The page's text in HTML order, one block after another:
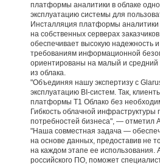
платформы аналитики в облаке
эксплуатацию системы для
Инсталляция платформы аналитики
на собственных серверах
обеспечивает высокую надежность
требованиям информационной
ориентированы на малый и средний
из облака.
"Объединяя нашу экспертизу с
эксплуатацию BI-систем. Так,
платформы Т1 Облако без
Гибкость облачной
потребностей бизнеса", — отметил
"Наша совместная задача —
на основе данных, предоставив не
на каждом этапе ее использования.
российского ПО, поможет